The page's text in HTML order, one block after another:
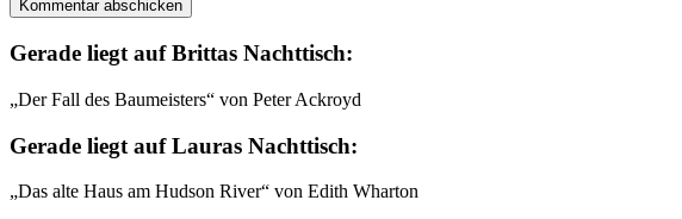
Gerade liegt auf Brittas Nachttisch:
„Der Fall des Baumeisters“ von Peter Ackroyd
Gerade liegt auf Lauras Nachttisch:
„Das alte Haus am Hudson River“ von Edith Wharton